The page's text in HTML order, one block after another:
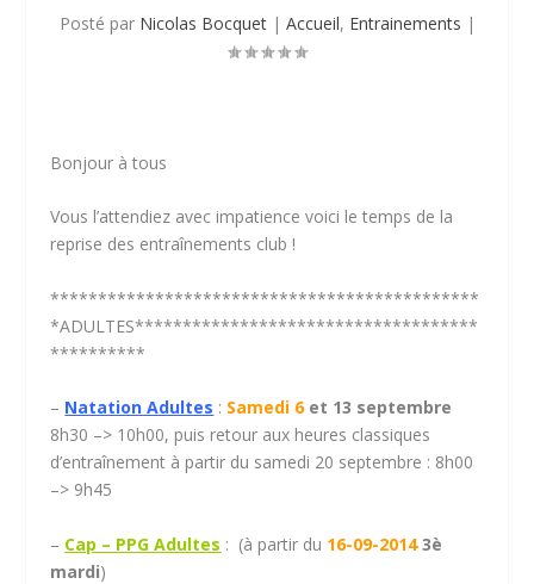
Posté par Nicolas Bocquet| Accueil, Entrainements |
Bonjour à tous
Vous l’attendiez avec impatience voici le temps de la
reprise des entraînements club !
*********************************************
*ADULTES************************************
**********
– Natation Adultes : Samedi 6et 13 septembre
8h30 –> 10h00, puis retour aux heures classiques
d’entraînement à partir du samedi 20 septembre : 8h00
–> 9h45
– Cap – PPG Adultes : (à partir du 16-09-20143è
mardi)